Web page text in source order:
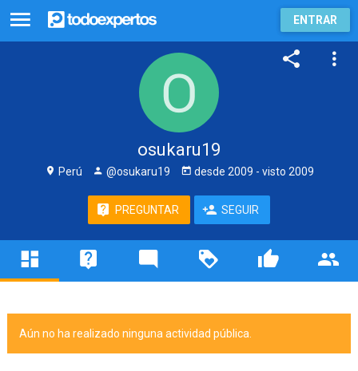
ENTRAR
osukaru19
Perú @osukaru19 desde 2009 - visto 2009
PREGUNTAR SEGUIR
Aún no ha realizado ninguna actividad pública.